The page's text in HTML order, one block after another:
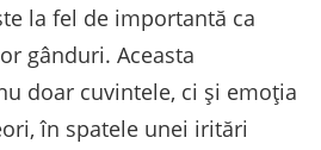
la fel de importantă ca
gânduri. Aceasta
doar cuvintele, ci și emoția
în spatele unei iritări